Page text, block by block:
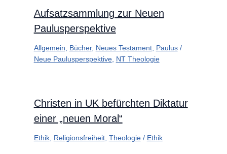
Aufsatzsammlung zur Neuen
Paulusperspektive
Allgemein Bücher, Neues Testament, Paulus/
Neue Paulusperspektive, NT Theologie
Christen in UK befürchten Diktatur
einer „neuen Moral“
Ethik, Religionsfreiheit, Theologie/ Ethik